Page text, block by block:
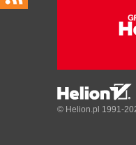
© Helion.pl 1991-